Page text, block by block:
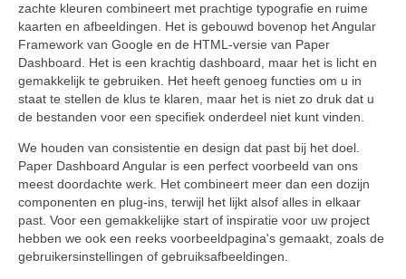
zachte kleuren combineert met prachtige typografie en ruime
kaarten en afbeeldingen. Het is gebouwd bovenop het Angular
Framework van Google en de HTML-versie van Paper
Dashboard. Het is een krachtig dashboard, maar het is licht en
gemakkelijk te gebruiken. Het heeft genoeg functies om u in
staat te stellen de klus te klaren, maar het is niet zo druk dat u
de bestanden voor een specifiek onderdeel niet kunt vinden.
We houden van consistentie en design dat past bij het doel.
Paper Dashboard Angular is een perfect voorbeeld van ons
meest doordachte werk. Het combineert meer dan een dozijn
componenten en plug-ins, terwijl het lijkt alsof alles in elkaar
past. Voor een gemakkelijke start of inspiratie voor uw project
hebben we ook een reeks voorbeeldpagina's gemaakt, zoals de
gebruikersinstellingen of gebruiksafbeeldingen.